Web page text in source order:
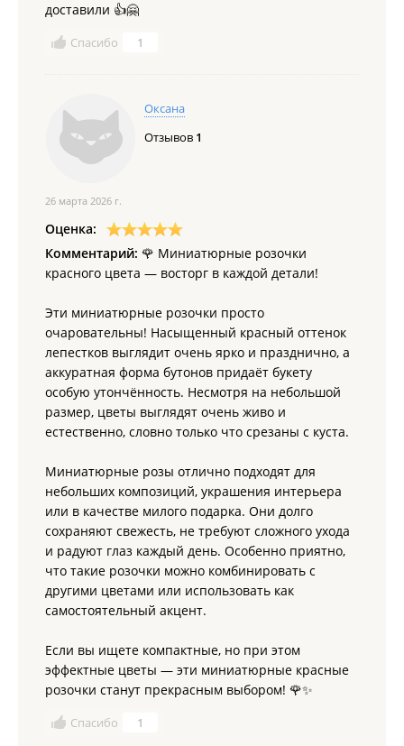
доставили 👍🤗
Спасибо 1
Оксана
Отзывов 1
26 марта 2026 г.
Оценка:
Комментарий: 🌹 Миниатюрные розочки
красного цвета — восторг в каждой детали!
Эти миниатюрные розочки просто
очаровательны! Насыщенный красный оттенок
лепестков выглядит очень ярко и празднично, а
аккуратная форма бутонов придаёт букету
особую утончённость. Несмотря на небольшой
размер, цветы выглядят очень живо и
естественно, словно только что срезаны с куста.
Миниатюрные розы отлично подходят для
небольших композиций, украшения интерьера
или в качестве милого подарка. Они долго
сохраняют свежесть, не требуют сложного ухода
и радуют глаз каждый день. Особенно приятно,
что такие розочки можно комбинировать с
другими цветами или использовать как
самостоятельный акцент.
Если вы ищете компактные, но при этом
эффектные цветы — эти миниатюрные красные
розочки станут прекрасным выбором! 🌹✨
Спасибо 1